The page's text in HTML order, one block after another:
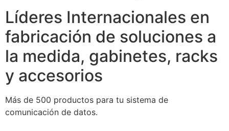
Líderes Internacionales en
fabricación de soluciones a
la medida, gabinetes, racks
y accesorios
Más de 500 productos para tu sistema de
comunicación de datos.